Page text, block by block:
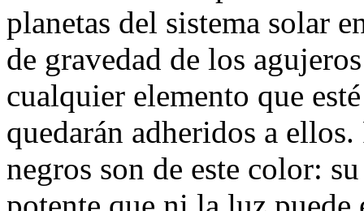
planetas del sistema solar
de gravedad de los
cualquier elemento que
quedarán adheridos a
negros son de este color: